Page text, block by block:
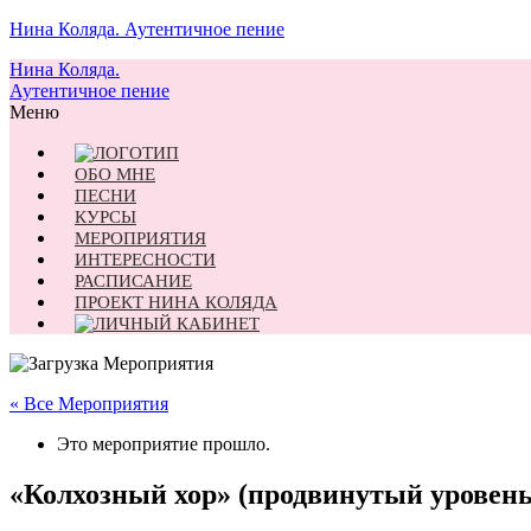
Нина Коляда. Аутентичное пение
Нина Коляда.
Аутентичное пение
Меню
ОБО МНЕ
ПЕСНИ
КУРСЫ
МЕРОПРИЯТИЯ
ИНТЕРЕСНОСТИ
РАСПИСАНИЕ
ПРОЕКТ НИНА КОЛЯДА
« Все Мероприятия
Это мероприятие прошло.
«Колхозный хор» (продвинутый